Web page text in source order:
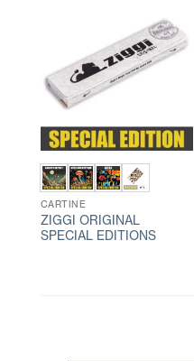
CARTINE
ZIGGI ORIGINAL
SPECIAL EDITIONS